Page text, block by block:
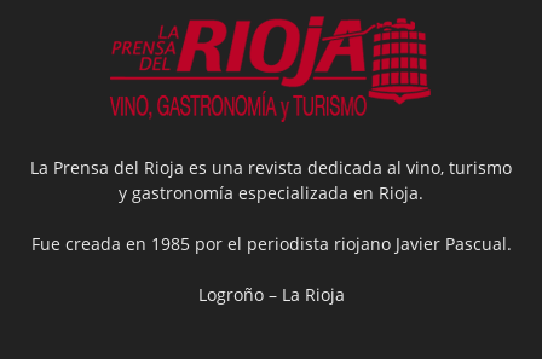
La Prensa del Rioja es una revista dedicada al vino, turismo
y gastronomía especializada en Rioja.
Fue creada en 1985 por el periodista riojano Javier Pascual.
Logroño – La Rioja